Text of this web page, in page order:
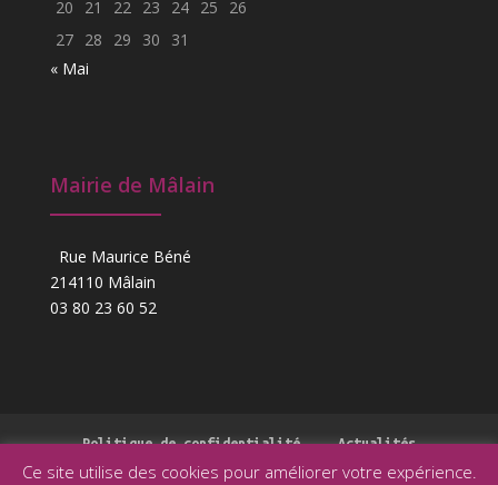
20
21 22 23 24 25
26
27 28 29 30
31
« Mai
Mairie de Mâlain
Rue Maurice Béné
214110 Mâlain
03 80 23 60 52
Politique de confidentialité Actualités
Ce site utilise des cookies pour améliorer votre expérience.